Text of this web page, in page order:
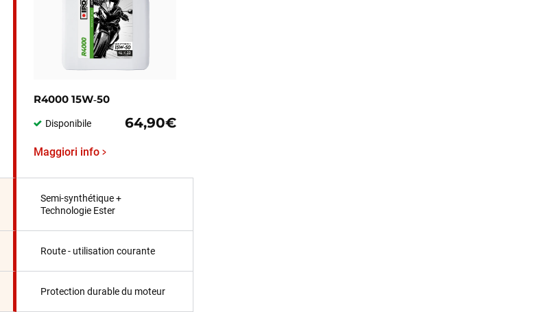
R4000 15W‑50
Disponibile 64,90€
Maggiori info
Semi-synthétique +
Technologie Ester
Route - utilisation courante
Protection durable du moteur